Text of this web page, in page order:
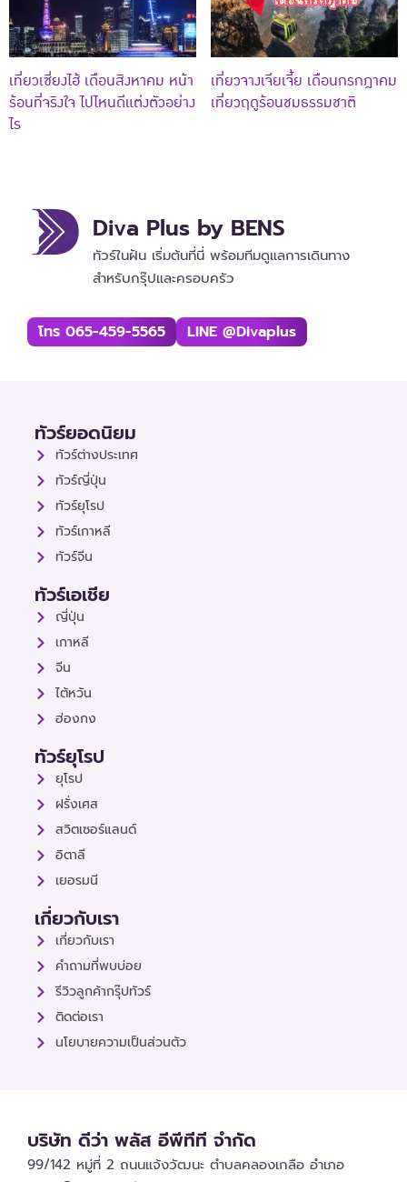
เที่ยวเซี่ยงไฮ้ เดือนสิงหาคม หน้า
ร้อนที่จริงใจ ไปไหนดีแต่งตัวอย่าง
ไร
เที่ยวจางเจียเจี้ย เดือนกรกฎาคม
เที่ยวฤดูร้อนชมธรรมชาติ
Diva Plus by BENS
ทัวร์ในฝัน เริ่มต้นที่นี่ พร้อมทีมดูแลการเดินทาง
สำหรับกรุ๊ปและครอบครัว
โทร 065-459-5565 LINE @divaplus
ทัวร์ยอดนิยม
ทัวร์ต่างประเทศ
ทัวร์ญี่ปุ่น
ทัวร์ยุโรป
ทัวร์เกาหลี
ทัวร์จีน
ทัวร์เอเชีย
ญี่ปุ่น
เกาหลี
จีน
ไต้หวัน
ฮ่องกง
ทัวร์ยุโรป
ยุโรป
ฝรั่งเศส
สวิตเซอร์แลนด์
อิตาลี
เยอรมนี
เกี่ยวกับเรา
เกี่ยวกับเรา
คำถามที่พบบ่อย
รีวิวลูกค้ากรุ๊ปทัวร์
ติดต่อเรา
นโยบายความเป็นส่วนตัว
บริษัท ดีว่า พลัส อีพีทีที จำกัด
99/142 หมู่ที่ 2 ถนนแจ้งวัฒนะ ตำบลคลองเกลือ อำเภอ